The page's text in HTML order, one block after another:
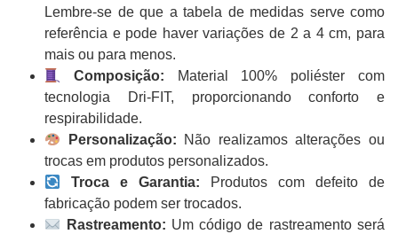
Lembre-se de que a tabela de medidas serve como
referência e pode haver variações de 2 a 4 cm, para
mais ou para menos.
Composição: Material 100% poliéster com
tecnologia Dri-FIT, proporcionando conforto e
respirabilidade.
Personalização: Não realizamos alterações ou
trocas em produtos personalizados.
Troca e Garantia:
Produtos com defeito de
fabricação podem ser trocados.
Rastreamento: Um código de rastreamento será